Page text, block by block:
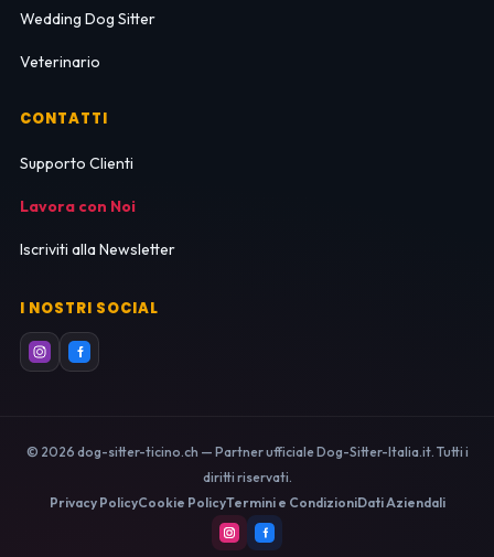
Wedding Dog Sitter
Veterinario
CONTATTI
Supporto Clienti
Lavora con Noi
Iscriviti alla Newsletter
I NOSTRI SOCIAL
© 2026 dog-sitter-ticino.ch — Partner ufficiale Dog-Sitter-Italia.it. Tutti i
diritti riservati.
Privacy PolicyCookie PolicyTermini e CondizioniDati Aziendali